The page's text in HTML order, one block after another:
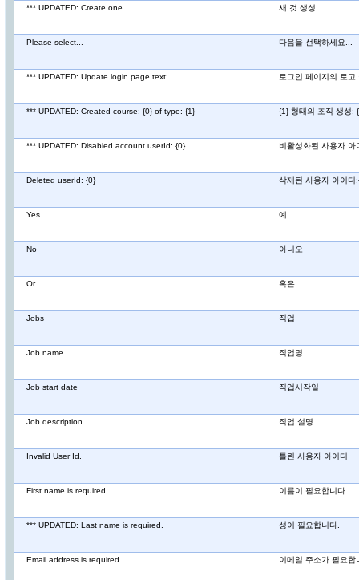
*** UPDATED: Create one 새 것 생성
Please select... 다음을 선택하세요...
*** UPDATED: Update login page text: 로그인 페이지의 로고
*** UPDATED: Created course: {0} of type: {1} {1} 형태의 조직 생성:
*** UPDATED: Disabled account userId: {0} 비활성화된 사용자 아
Deleted userId: {0} 삭제된 사용자 아이디
Yes 예
No 아니오
Or 혹은
Jobs 직업
Job name 직업명
Job start date 직업시작일
Job description 직업 설명
Invalid User Id. 틀린 사용자 아이디
First name is required. 이름이 필요합니다.
*** UPDATED: Last name is required. 성이 필요합니다.
Email address is required. 이메일 주소가 필요합